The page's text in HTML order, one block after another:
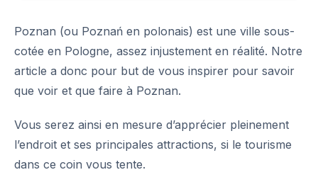
Poznan (ou Poznań en polonais) est une ville sous-
cotée en Pologne, assez injustement en réalité. Notre
article a donc pour but de vous inspirer pour savoir
que voir et que faire à Poznan.
Vous serez ainsi en mesure d’apprécier pleinement
l’endroit et ses principales attractions, si le tourisme
dans ce coin vous tente.